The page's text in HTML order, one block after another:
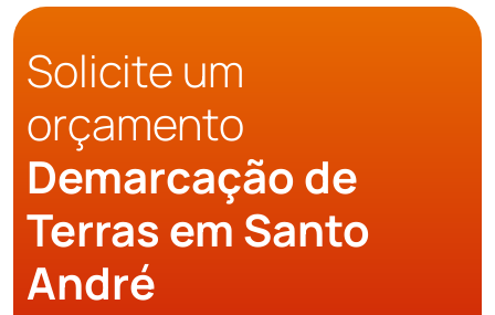
Solicite um
orçamento
Demarcação de
Terras em Santo
André